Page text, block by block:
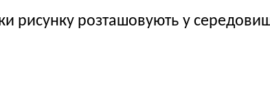
рисунку розташовують у